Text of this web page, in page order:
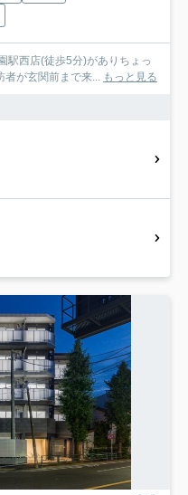
駅西店(徒歩5分)がありちょっ
者が玄関前まで来... もっと見る